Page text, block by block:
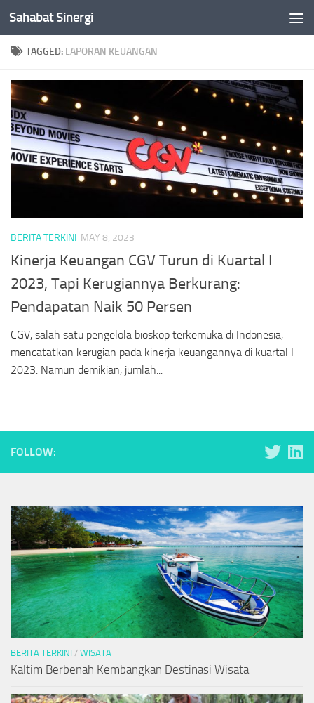
Skip to content
Sahabat Sinergi
TAGGED: LAPORAN KEUANGAN
BERITA TERKINI MAY 8, 2023
Kinerja Keuangan CGV Turun di Kuartal I
2023, Tapi Kerugiannya Berkurang:
Pendapatan Naik 50 Persen
CGV, salah satu pengelola bioskop terkemuka di Indonesia,
mencatatkan kerugian pada kinerja keuangannya di kuartal I
2023. Namun demikian, jumlah...
FOLLOW:
BERITA TERKINI / WISATA
Kaltim Berbenah Kembangkan Destinasi Wisata